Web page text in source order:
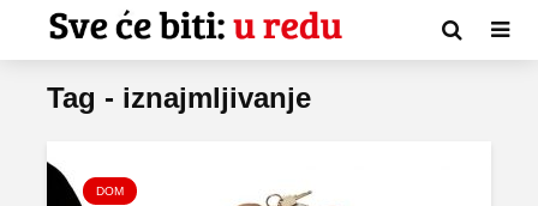
Tag - iznajmljivanje
DOM